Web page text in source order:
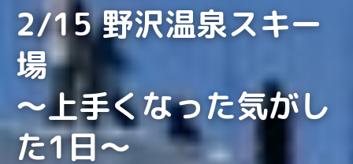
2/15 野沢温泉スキー
場
〜上手くなった気がし
た1日〜